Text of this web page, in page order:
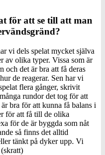
för att se till att man
vi dels spelat mycket själva
av olika typer. Vissa som är
och det är bra att få deras
de reagerar. Sen har vi
flera gånger, skrivit
rundor det tog för att
bra för att kunna få balans i
för att få till de olika
för de är byggda som nåt
så finns det alltid
tänkt på dyker upp. Vi